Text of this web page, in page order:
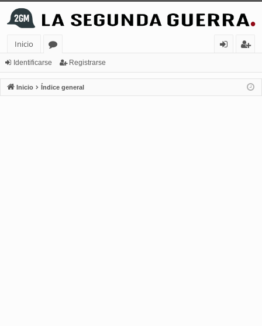
Inicio
or
os
nt
ifi
ist
ra
Identificarse Registrarse
Inicio Índice general